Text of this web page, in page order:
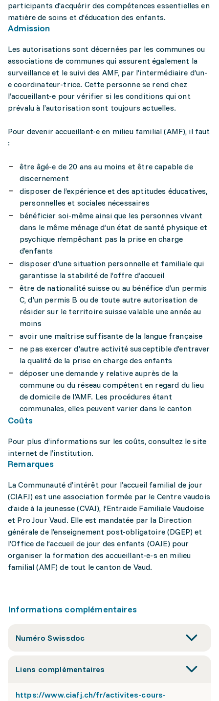
participants d'acquérir des compétences essentielles en
matière de soins et d'éducation des enfants.
Admission
Les autorisations sont décernées par les communes ou
associations de communes qui assurent également la
surveillance et le suivi des AMF, par l’intermédiaire d’un-
e coordinateur-trice. Cette personne se rend chez
l’accueillant-e pour vérifier si les conditions qui ont
prévalu à l’autorisation sont toujours actuelles.
Pour devenir accueillant-e en milieu familial (AMF), il faut
:
être âgé-e de 20 ans au moins et être capable de
discernement
disposer de l’expérience et des aptitudes éducatives,
personnelles et sociales nécessaires
bénéficier soi-même ainsi que les personnes vivant
dans le même ménage d’un état de santé physique et
psychique n’empêchant pas la prise en charge
d’enfants
disposer d’une situation personnelle et familiale qui
garantisse la stabilité de l’offre d’accueil
être de nationalité suisse ou au bénéfice d’un permis
C, d’un permis B ou de toute autre autorisation de
résider sur le territoire suisse valable une année au
moins
avoir une maîtrise suffisante de la langue française
ne pas exercer d’autre activité susceptible d’entraver
la qualité de la prise en charge des enfants
déposer une demande y relative auprès de la
commune ou du réseau compétent en regard du lieu
de domicile de l’AMF. Les procédures étant
communales, elles peuvent varier dans le canton
Coûts
Pour plus d’informations sur les coûts, consultez le site
internet de l’institution.
Remarques
La Communauté d’intérêt pour l’accueil familial de jour
(CIAFJ) est une association formée par le Centre vaudois
d’aide à la jeunesse (CVAJ), l’Entraide Familiale Vaudoise
et Pro Jour Vaud. Elle est mandatée par la Direction
générale de l’enseignement post-obligatoire (DGEP) et
l’Office de l’accueil de jour des enfants (OAJE) pour
organiser la formation des accueillant-e-s en milieu
familial (AMF) de tout le canton de Vaud.
Informations complémentaires
Numéro Swissdoc
Liens complémentaires
https://www.ciafj.ch/fr/activites-cours-